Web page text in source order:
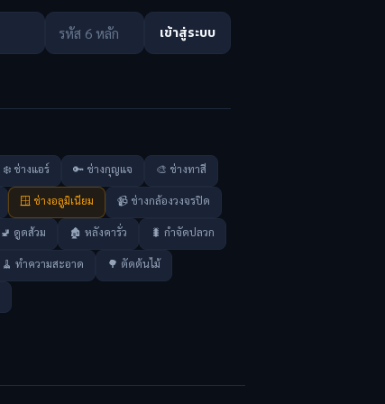
เข้าสู่ระบบ
❄️ ช่างแอร์ 🔑 ช่างกุญแจ 🎨 ช่างทาสี
🪟 ช่างอลูมิเนียม 📹 ช่างกล้องวงจรปิด
🚽 ดูดส้วม 🏚️ หลังคารั่ว 🐛 กำจัดปลวก
🧹 ทำความสะอาด 🌳 ตัดต้นไม้